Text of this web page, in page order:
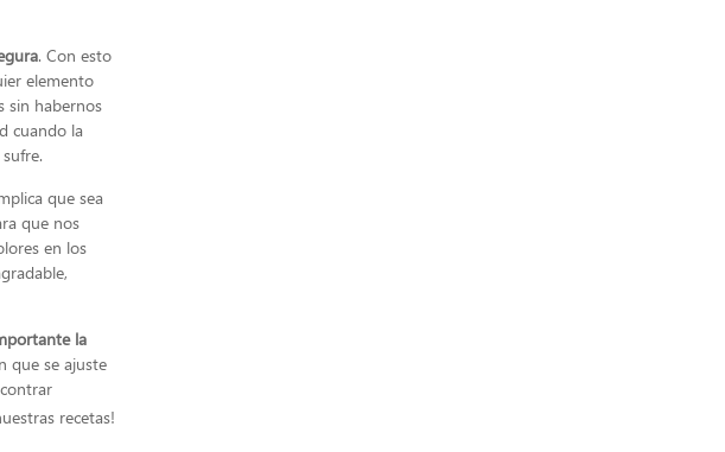
. Con esto
elemento
sin habernos
cuando la
que sea
que nos
en los
la
que se ajuste
recetas!